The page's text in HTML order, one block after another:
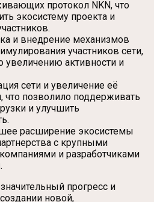
протокол NKN, что
экосистему проекта и
и внедрение механизмов
участников сети,
увеличению активности и
сети и увеличение её
что позволило поддерживать
и улучшить
расширение экосистемы
с крупными
и разработчиками
прогресс и
новой,